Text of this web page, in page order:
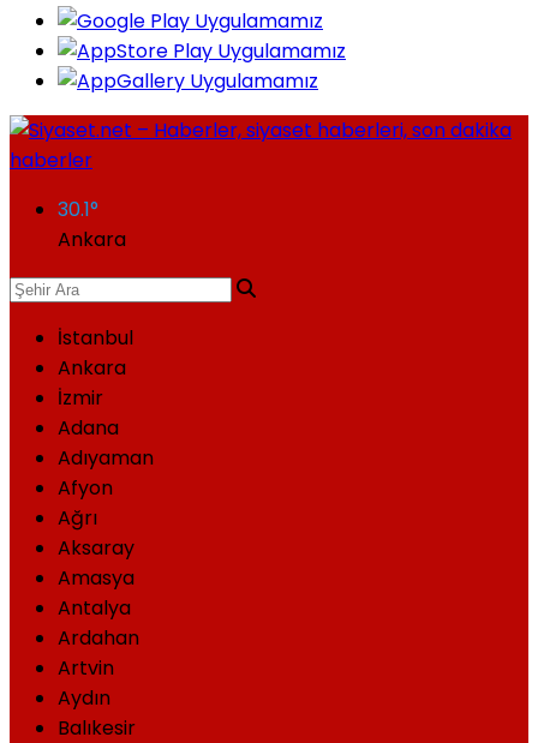
30.1°
Ankara
İstanbul
Ankara
İzmir
Adana
Adıyaman
Afyon
Ağrı
Aksaray
Amasya
Antalya
Ardahan
Artvin
Aydın
Balıkesir